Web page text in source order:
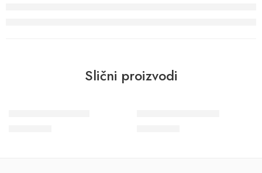
Slični proizvodi